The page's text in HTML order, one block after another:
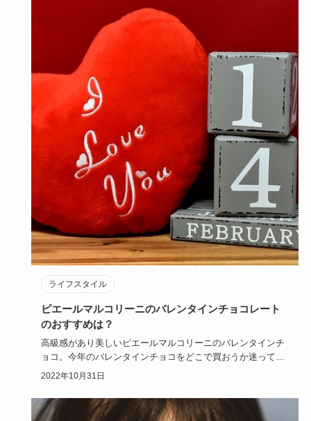
ライフスタイル
ピエールマルコリーニのバレンタインチョコレート
のおすすめは？
高級感があり美しいピエールマルコリーニのバレンタインチ
ョコ。今年のバレンタインチョコをどこで買おうか迷ってい
るなら、ピエー…
2022年10月31日